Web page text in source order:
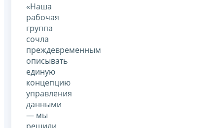
«Наша
рабочая
группа
сочла
преждевременным
описывать
единую
концепцию
управления
данными
— мы
решили